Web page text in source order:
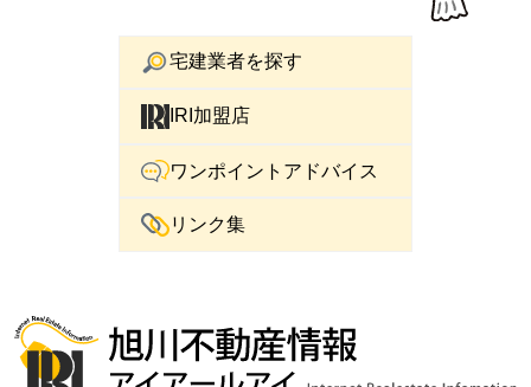
宅建業者を探す
IRI加盟店
ワンポイントアドバイス
リンク集